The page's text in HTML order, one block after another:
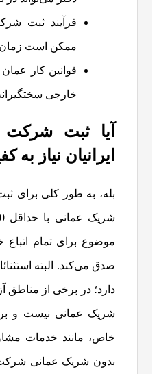
فرآیند ثبت
ممکن است
قوانین کار
خارجی
آیا ثبت
ایرانیان نیاز
بله، به طور کلی برای
موضوع برای تمام اتباع
صدق می‌کند. البته
دارد؛ در برخی از مناطق
شریک عمانی نیست و
خاص، مانند خدمات
بدون شریک عمانی شرکت